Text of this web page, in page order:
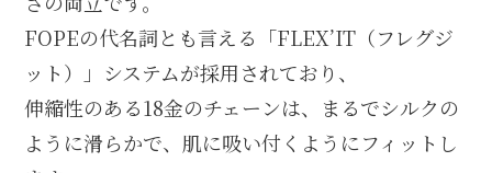
FOPEの代名詞とも言える「FLEX’IT（フレグジ
ット）」システムが採用されており、
伸縮性のある18金のチェーンは、まるでシルクの
ように滑らかで、肌に吸い付くようにフィットし